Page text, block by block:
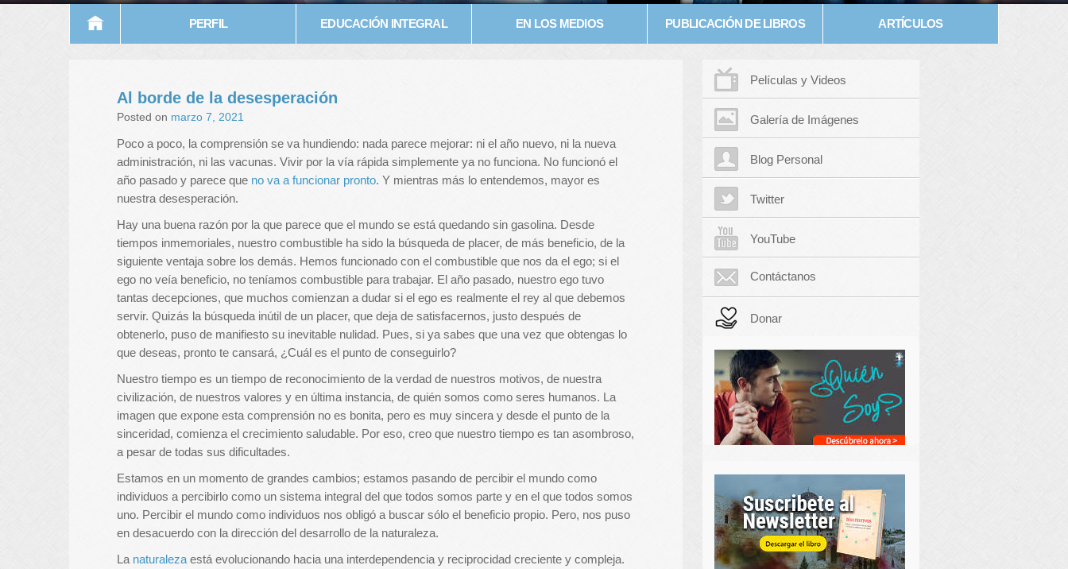
PERFIL EDUCACIÓN INTEGRAL EN LOS MEDIOS PUBLICACIÓN DE LIBROS ARTÍCULOS
Al borde de la desesperación
Posted on marzo 7, 2021
Poco a poco, la comprensión se va hundiendo: nada parece mejorar: ni el año nuevo, ni la nueva
administración, ni las vacunas. Vivir por la vía rápida simplemente ya no funciona. No funcionó el
año pasado y parece que no va a funcionar pronto. Y mientras más lo entendemos, mayor es
nuestra desesperación.
Hay una buena razón por la que parece que el mundo se está quedando sin gasolina. Desde
tiempos inmemoriales, nuestro combustible ha sido la búsqueda de placer, de más beneficio, de la
siguiente ventaja sobre los demás. Hemos funcionado con el combustible que nos da el ego; si el
ego no veía beneficio, no teníamos combustible para trabajar. El año pasado, nuestro ego tuvo
tantas decepciones, que muchos comienzan a dudar si el ego es realmente el rey al que debemos
servir. Quizás la búsqueda inútil de un placer, que deja de satisfacernos, justo después de
obtenerlo, puso de manifiesto su inevitable nulidad. Pues, si ya sabes que una vez que obtengas lo
que deseas, pronto te cansará, ¿Cuál es el punto de conseguirlo?
Nuestro tiempo es un tiempo de reconocimiento de la verdad de nuestros motivos, de nuestra
civilización, de nuestros valores y en última instancia, de quién somos como seres humanos. La
imagen que expone esta comprensión no es bonita, pero es muy sincera y desde el punto de la
sinceridad, comienza el crecimiento saludable. Por eso, creo que nuestro tiempo es tan asombroso,
a pesar de todas sus dificultades.
Estamos en un momento de grandes cambios; estamos pasando de percibir el mundo como
individuos a percibirlo como un sistema integral del que todos somos parte y en el que todos somos
uno. Percibir el mundo como individuos nos obligó a buscar sólo el beneficio propio. Pero, nos puso
en desacuerdo con la dirección del desarrollo de la naturaleza.
La naturaleza está evolucionando hacia una interdependencia y reciprocidad creciente y compleja.
Películas y Videos
Galería de Imágenes
Blog Personal
Twitter
YouTube
Contáctanos
Donar